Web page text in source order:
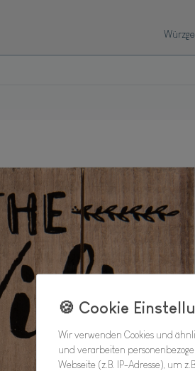
Wir verwenden Cookies und
und verarbeiten
Webseite (z.B. IP-Adresse), um